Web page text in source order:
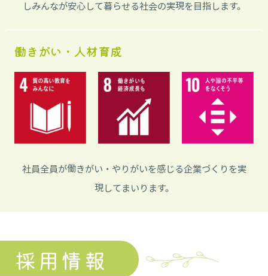
しみんなが安心して暮らせる社会の実現を目指します。
働きがい・人材育成
社員全員が働きがい・やりがいを感じる企業づくりを実
現してまいります。
採用情報